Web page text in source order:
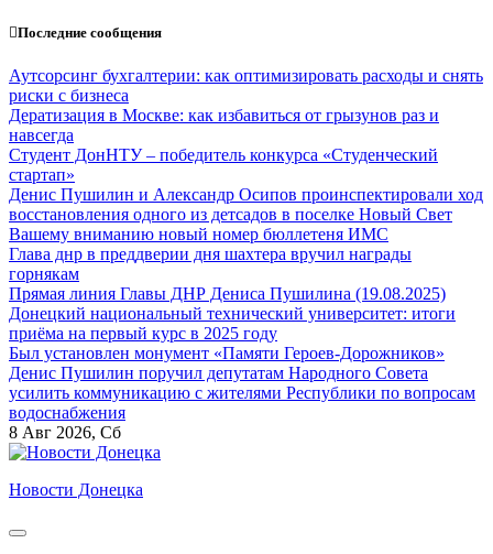
Перейти
содержанию
Последние сообщения
Аутсорсинг бухгалтерии: как оптимизировать расходы и снять
риски с бизнеса
Дератизация в Москве: как избавиться от грызунов раз и
навсегда
Студент ДонНТУ – победитель конкурса «Студенческий
стартап»
Денис Пушилин и Александр Осипов проинспектировали ход
восстановления одного из детсадов в поселке Новый Свет
Вашему вниманию новый номер бюллетеня ИМС
Глава днр в преддверии дня шахтера вручил награды
горнякам
Прямая линия Главы ДНР Дениса Пушилина (19.08.2025)
Донецкий национальный технический университет: итоги
приёма на первый курс в 2025 году
Был установлен монумент «Памяти Героев-Дорожников»
Денис Пушилин поручил депутатам Народного Совета
усилить коммуникацию с жителями Республики по вопросам
водоснабжения
8 Авг 2026, Сб
Новости Донецка